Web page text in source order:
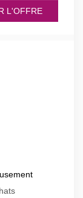
L'OFFRE